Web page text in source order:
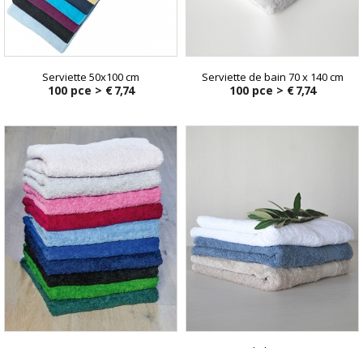
Serviette 50x100 cm
100 pce > € 7,74
Serviette de bain 70 x 140 cm
100 pce > € 7,74